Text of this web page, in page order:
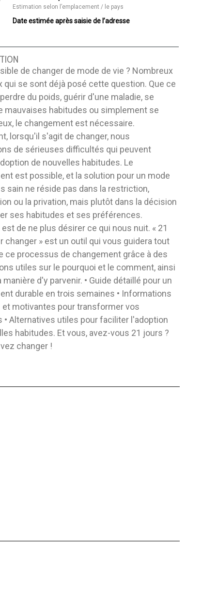
AU PANIER
PROPHÈTES ET ROIS - RIGIDE
Éditeur: Iadpa
Auteur:Elena G. De White
Il est donc nécessaire que nous
sachionscomment le Roi des rois a
inspiré,...
COUVERTURE RIGIDE
27,10 $
AJOUTER AU PANIER
Estimation selon l’emplacement / le pays
Date estimée après saisie de l’adresse
de changer de mode de vie ? Nombreux
qui se sont déjà posé cette question. Que ce
du poids, guérir d'une maladie, se
mauvaises habitudes ou simplement se
le changement est nécessaire.
lorsqu'il s'agit de changer, nous
de sérieuses difficultés qui peuvent
de nouvelles habitudes. Le
est possible, et la solution pour un mode
sain ne réside pas dans la restriction,
ou la privation, mais plutôt dans la décision
ses habitudes et ses préférences.
de ne plus désirer ce qui nous nuit. « 21
changer » est un outil qui vous guidera tout
ce processus de changement grâce à des
utiles sur le pourquoi et le comment, ainsi
manière d'y parvenir. • Guide détaillé pour un
durable en trois semaines • Informations
et motivantes pour transformer vos
• Alternatives utiles pour faciliter l'adoption
habitudes. Et vous, avez-vous 21 jours ?
changer !